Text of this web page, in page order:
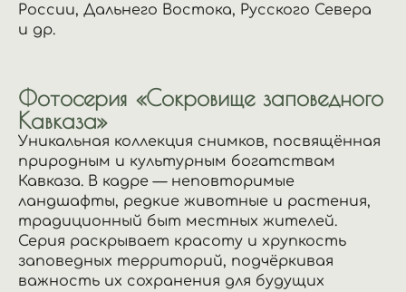
России, Дальнего Востока, Русского Севера
и др.
Фотосерия «Сокровище заповедного
Кавказа»
Уникальная коллекция снимков, посвящённая
природным и культурным богатствам
Кавказа. В кадре — неповторимые
ландшафты, редкие животные и растения,
традиционный быт местных жителей.
Серия раскрывает красоту и хрупкость
заповедных территорий, подчёркивая
важность их сохранения для будущих